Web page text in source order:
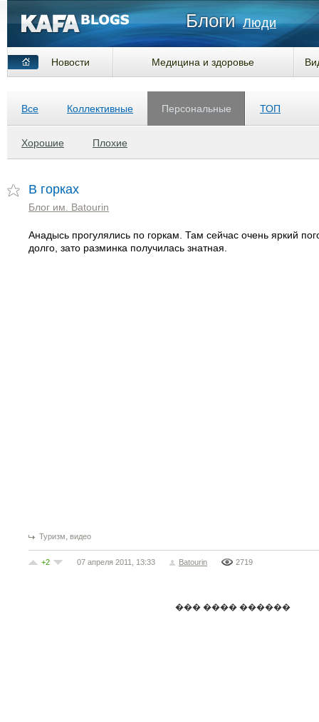
Блоги Люди
Новости Медицина и здоровье
Все Коллективные Персональные
Хорошие Плохие
ТОП
В горках
Блог им. Batourin
Анадысь прогулялись по горкам. Там сейчас очень яркий
долго, зато разминка получилась знатная.
Туризм, видео
+2 07 апреля 2011, 13:33 Batourin 2719
��� ���� ������